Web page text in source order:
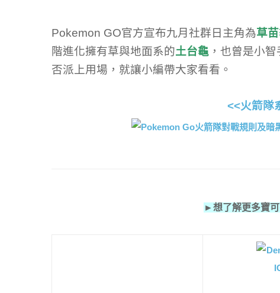
Pokemon GO官方宣布九月社群日主角為草
階進化擁有草與地面系的土台龜 ，也曾是小
否派上用場，就讓小編帶大家看看。
<<火箭隊
►想了解更多寶